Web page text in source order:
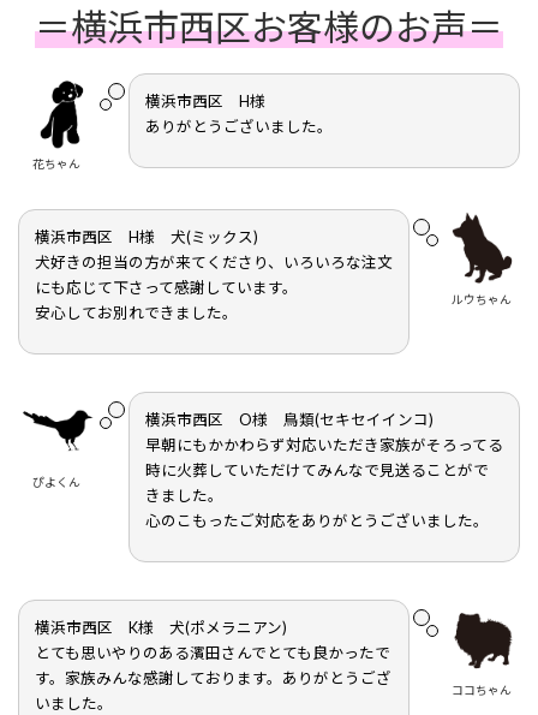
＝横浜市西区お客様のお声＝
花ちゃん
横浜市西区 H様
ありがとうございました。
ルウちゃん
横浜市西区 H様 犬(ミックス)
犬好きの担当の方が来てくださり、いろいろな注文
にも応じて下さって感謝しています。
安心してお別れできました。
ぴよくん
横浜市西区 O様 鳥類(セキセイインコ)
早朝にもかかわらず対応いただき家族がそろってる
時に火葬していただけてみんなで見送ることがで
きました。
心のこもったご対応をありがとうございました。
ココちゃん
横浜市西区 K様 犬(ポメラニアン)
とても思いやりのある濱田さんでとても良かったで
す。家族みんな感謝しております。ありがとうござ
いました。